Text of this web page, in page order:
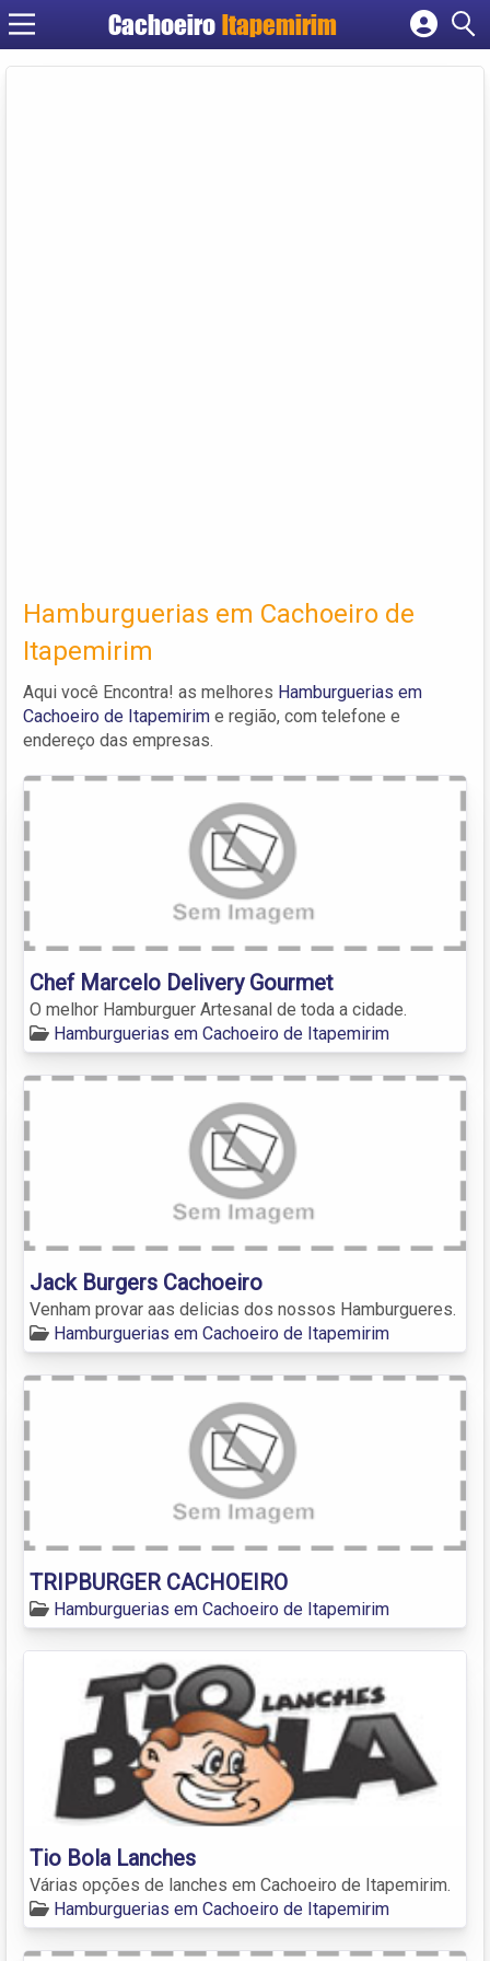
Cachoeiro Itapemirim
Cadastrar empresa
Hamburguerias em Cachoeiro de
Itapemirim
Aqui você Encontra! as melhores Hamburguerias em
Cachoeiro de Itapemirim e região, com telefone e
endereço das empresas.
Chef Marcelo Delivery Gourmet
O melhor Hamburguer Artesanal de toda a cidade.
Hamburguerias em Cachoeiro de Itapemirim
Jack Burgers Cachoeiro
Venham provar aas delicias dos nossos Hamburgueres.
Hamburguerias em Cachoeiro de Itapemirim
TRIPBURGER CACHOEIRO
Hamburguerias em Cachoeiro de Itapemirim
Tio Bola Lanches
Várias opções de lanches em Cachoeiro de Itapemirim.
Hamburguerias em Cachoeiro de Itapemirim